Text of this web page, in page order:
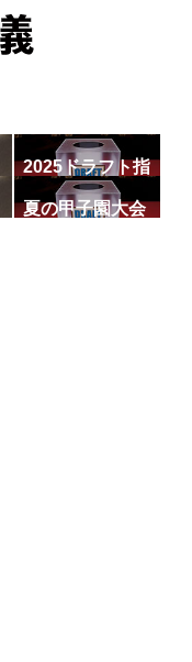
2025ドラフト指
名一覧
夏の甲子園大会